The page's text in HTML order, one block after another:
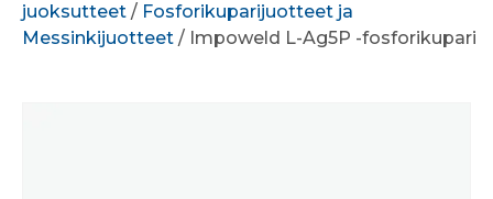
juoksutteet / Fosforikuparijuotteet ja
Messinkijuotteet / Impoweld L-Ag5P -fosforikupari